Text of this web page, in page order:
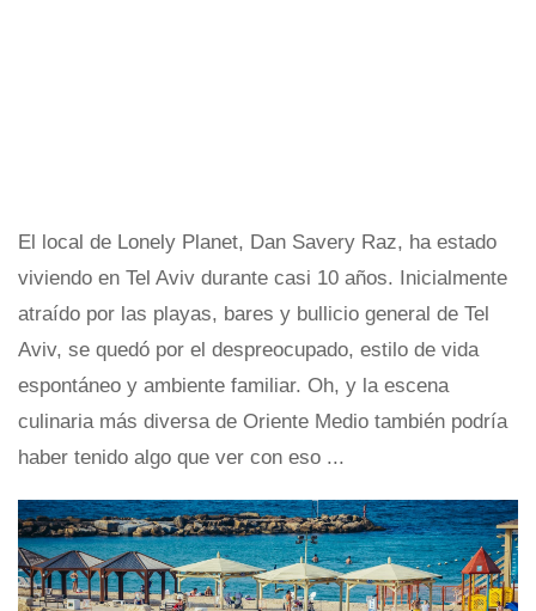
El local de Lonely Planet, Dan Savery Raz, ha estado
viviendo en Tel Aviv durante casi 10 años. Inicialmente
atraído por las playas, bares y bullicio general de Tel
Aviv, se quedó por el despreocupado, estilo de vida
espontáneo y ambiente familiar. Oh, y la escena
culinaria más diversa de Oriente Medio también podría
haber tenido algo que ver con eso ...